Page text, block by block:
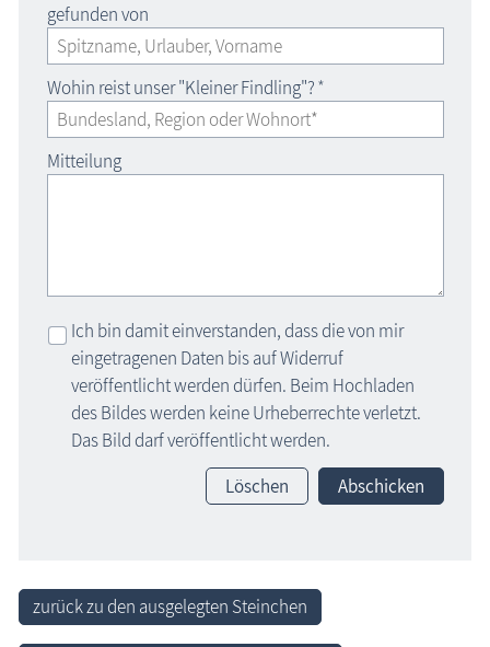
gefunden von
Wohin reist unser "Kleiner Findling"?*
Mitteilung
Ich bin damit einverstanden, dass die von mir
eingetragenen Daten bis auf Widerruf
veröffentlicht werden dürfen. Beim Hochladen
des Bildes werden keine Urheberrechte verletzt.
Das Bild darf veröffentlicht werden.
Löschen
Abschicken
zurück zu den ausgelegten Steinchen